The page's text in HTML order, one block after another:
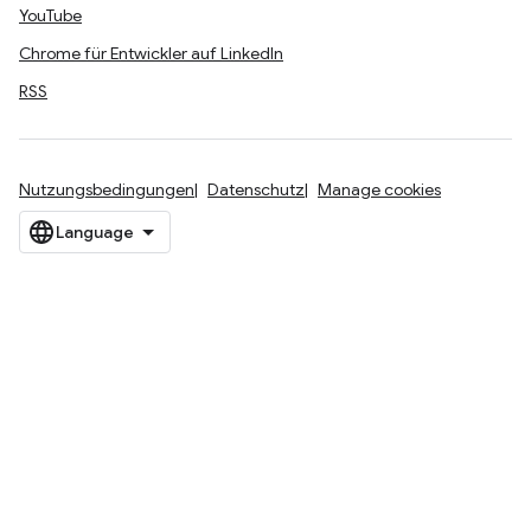
YouTube
Chrome für Entwickler auf LinkedIn
RSS
Nutzungsbedingungen Datenschutz Manage cookies